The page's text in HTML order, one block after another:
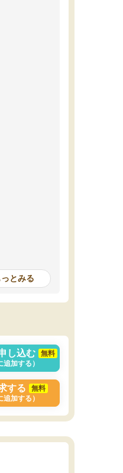
とみる
し込む
無料
追加する）
する
無料
追加する）